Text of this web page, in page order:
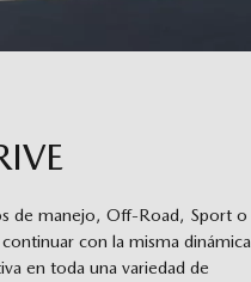
de manejo, Off-Road, Sport o
con la misma dinámica
en toda una variedad de